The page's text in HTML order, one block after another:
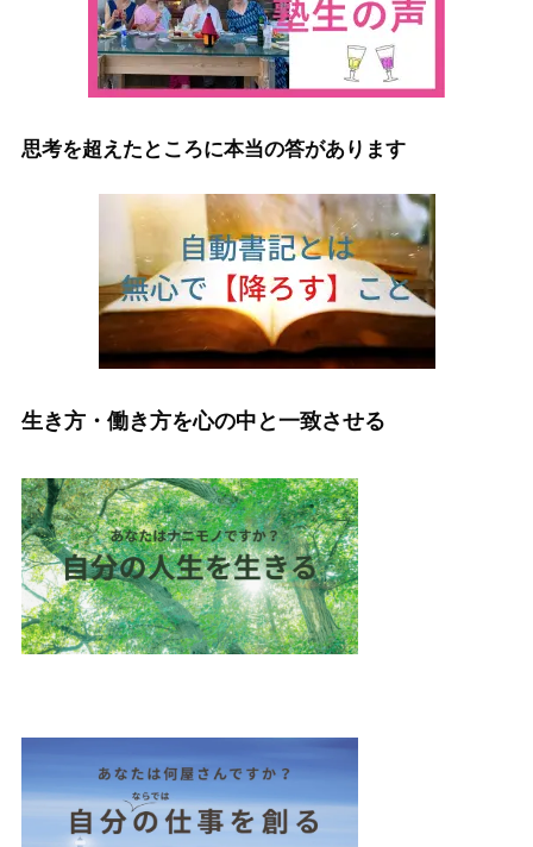
思考を超えたところに本当の答があります
生き方・働き方を心の中と一致させる